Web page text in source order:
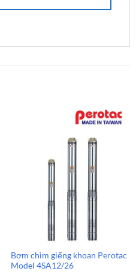
Bơm chìm giếng khoan Perotac
Model 4SA12/26